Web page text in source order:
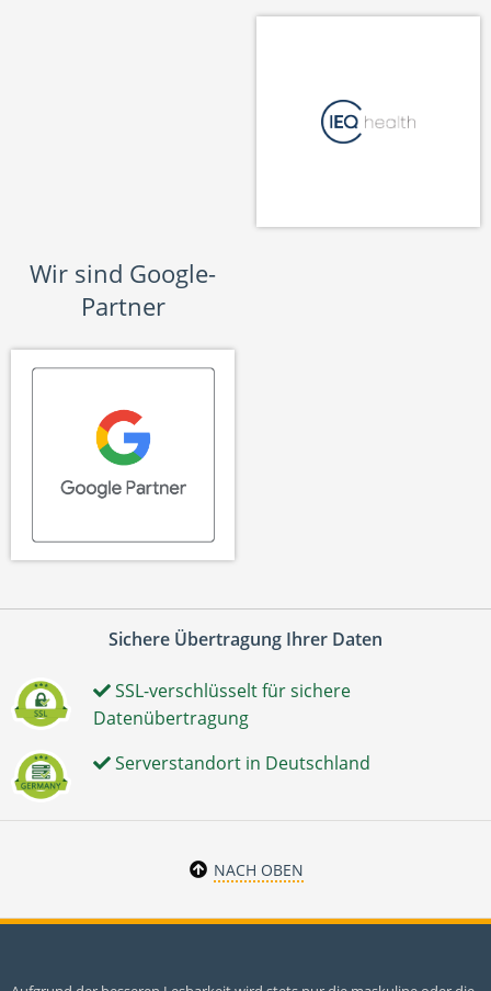
Wir sind Google-
Partner
Sichere Übertragung Ihrer Daten
SSL-verschlüsselt für sichere
Datenübertragung
Serverstandort in Deutschland
NACH OBEN